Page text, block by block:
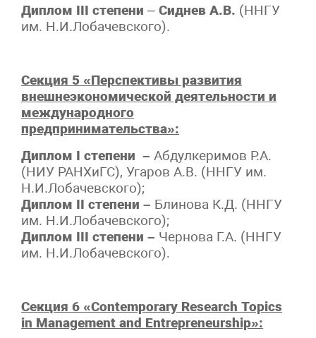
Диплом III степени – Сиднев А.В. (ННГУ
им. Н.И.Лобачевского).
Секция 5 «Перспективы развития
внешнеэкономической деятельности и
международного
предпринимательства»:
Диплом I степени – Абдулкеримов Р.А.
(НИУ РАНХиГС), Угаров А.В. (ННГУ им.
Н.И.Лобачевского);
Диплом II степени – Блинова К.Д. (ННГУ
им. Н.И.Лобачевского);
Диплом III степени – Чернова Г.А. (ННГУ
им. Н.И.Лобачевского).
Секция 6 «Contemporary Research Topics
in Management and Entrepreneurship»: